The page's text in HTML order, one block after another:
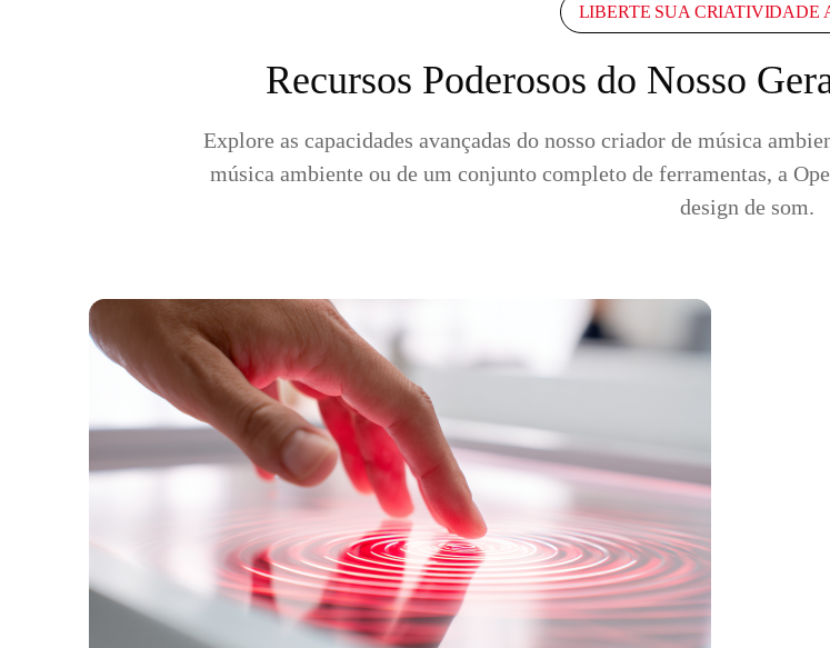
LIBERTE SUA CRIATIVIDADE
Recursos Poderosos do Nosso
Explore as capacidades avançadas do nosso criador de música
música ambiente ou de um conjunto completo de ferramentas, a
design de som.